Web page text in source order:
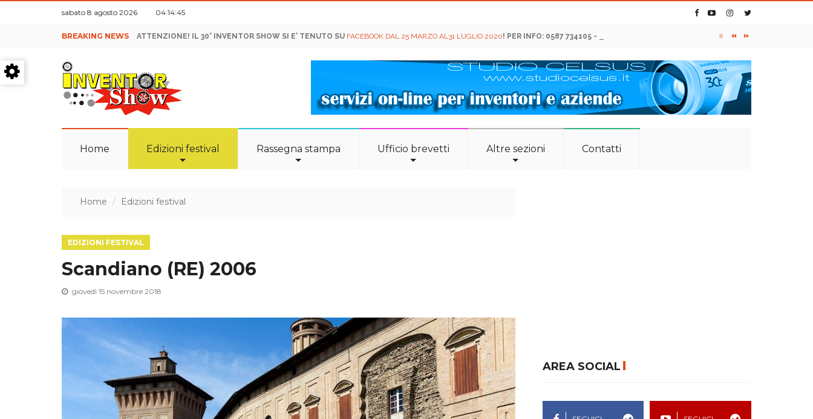
sabato 8 agosto 2026 04:14:46
BREAKING NEWS ATTENZIONE! IL 30° INVENTOR SHOW SI E' TENUTO SU FACEBOOK DAL 25 MARZO AL31 LUGLIO 2020! PER INFO: 0587 734105 - 349 7420601
Home Edizioni festival Rassegna stampa Ufficio brevetti Altre sezioni Contatti
Home Edizioni festival
EDIZIONI FESTIVAL
Scandiano (RE) 2006
giovedì 15 novembre 2018
AREA SOCIAL